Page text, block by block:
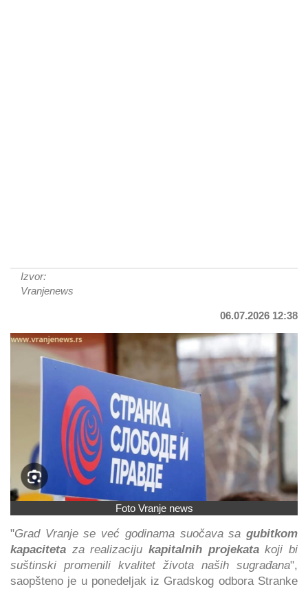
Izvor:
Vranjenews
06.07.2026 12:38
Foto Vranje news
"Grad Vranje se već godinama suočava sa gubitkom
kapaciteta za realizaciju kapitalnih projekatakoji bi
suštinski promenili kvalitet života naših sugrađana",
saopšteno je u ponedeljak iz Gradskog odbora Stranke